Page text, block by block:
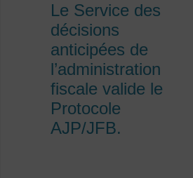
Le Service des
décisions
anticipées de
l’administration
fiscale valide le
Protocole
AJP/JFB.